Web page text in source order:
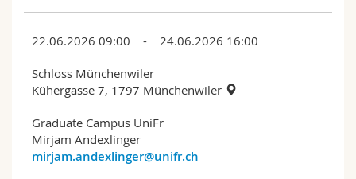
22.06.2026 09:00 - 24.06.2026 16:00
Schloss Münchenwiler
Küher­gasse 7, 1797 München­wiler
Graduate Campus UniFr
Mirjam Andexlinger
mirjam.andexlinger@unifr.ch